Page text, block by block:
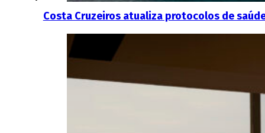
Costa Cruzeiros atualiza protocolos de